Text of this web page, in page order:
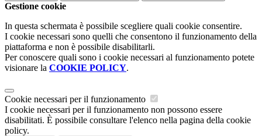
Gestione cookie
In questa schermata è possibile scegliere quali cookie consentire.
I cookie necessari sono quelli che consentono il funzionamento della
piattaforma e non è possibile disabilitarli.
Per conoscere quali sono i cookie necessari al funzionamento potete
visionare la COOKIE POLICY.
Cookie necessari per il funzionamento
I cookie necessari per il funzionamento non possono essere
disabilitati. È possibile consultare l'elenco nella pagina della cookie
policy.